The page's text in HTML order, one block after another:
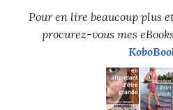
Pour en lire beaucoup plus
procurez-vous mes